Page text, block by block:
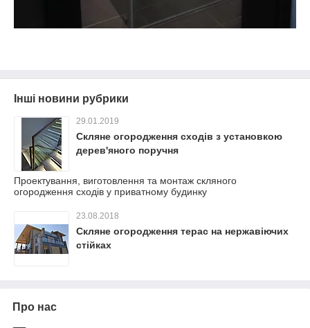
Інші новини рубрики
29.01.2019
Скляне огородження сходів з установкою
дерев'яного поручня
Проектування, виготовлення та монтаж скляного
огородження сходів у приватному будинку
23.08.2018
Скляне огородження терас на нержавіючих
стійках
Про нас